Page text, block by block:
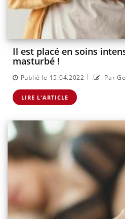
Il est placé en soins
masturbé !
Publié le 15.04.2022 | Par
LIRE L'ARTICLE